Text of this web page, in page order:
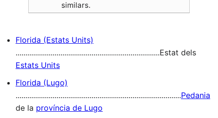
similars.
Florida (Estats Units)
..........................................................................Estat dels
Estats Units
Florida (Lugo)
.....................................................................................Pedania
de la província de Lugo